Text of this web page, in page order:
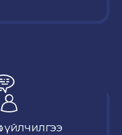
үйлчилгээ